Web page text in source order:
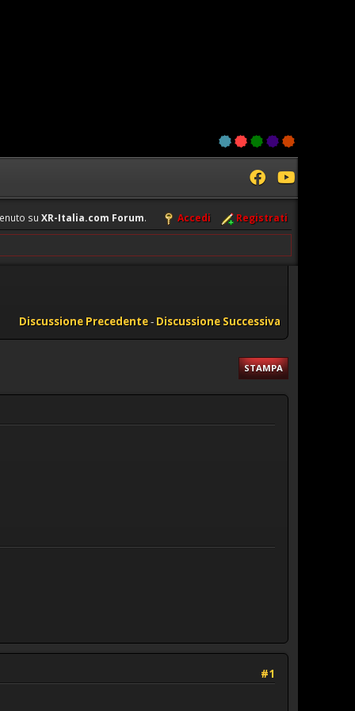
su XR-Italia.com Forum. Accedi Registrati
Discussione Precedente- Discussione Successiva
STAMPA
#1